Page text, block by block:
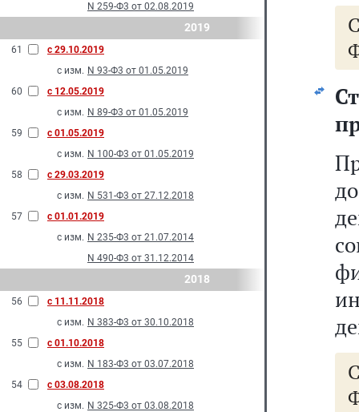
N 259-Ф3 от 02.08.2019
2019
61
с 29.10.2019
с изм. N 93-Ф3 от 01.05.2019
60
с 12.05.2019
с изм. N 89-Ф3 от 01.05.2019
59
с 01.05.2019
с изм. N 100-Ф3 от 01.05.2019
58
с 29.03.2019
с изм. N 531-Ф3 от 27.12.2018
57
с 01.01.2019
с изм. N 235-Ф3 от 21.07.2014
N 490-Ф3 от 31.12.2014
2018
56
с 11.11.2018
с изм. N 383-Ф3 от 30.10.2018
55
с 01.10.2018
с изм. N 183-Ф3 от 03.07.2018
54
с 03.08.2018
с изм. N 325-Ф3 от 03.08.2018